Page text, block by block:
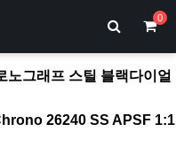
0
그래프 스틸 블랙다이얼
26240 SS APSF 1:1